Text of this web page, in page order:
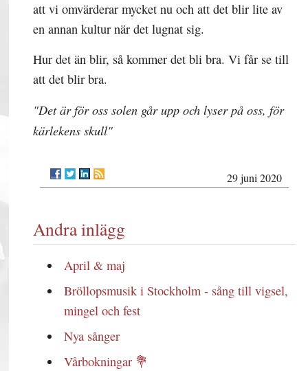
att vi omvärderar mycket nu och att det blir lite av
en annan kultur när det lugnat sig.
Hur det än blir, så kommer det bli bra. Vi får se till
att det blir bra.
"Det är för oss solen går upp och lyser på oss, för
kärlekens skull"
29 juni 2020
Andra inlägg
April & maj
Bröllopsmusik i Stockholm - sång till vigsel,
mingel och fest
Nya sånger
Vårbokningar 💐